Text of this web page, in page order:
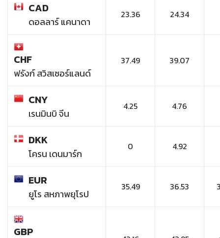
CAD
ดอลลาร์ แคนาดา
23.36 24.34
CHF
ฟรังก์ สวิสเซอร์แลนด์
37.49 39.07
CNY
เรนมินบิ จีน
4.25 4.76
DKK
โครน เดนมาร์ก
0 4.92
EUR
ยูโร สหภาพยุโรป
35.49 36.53
GBP